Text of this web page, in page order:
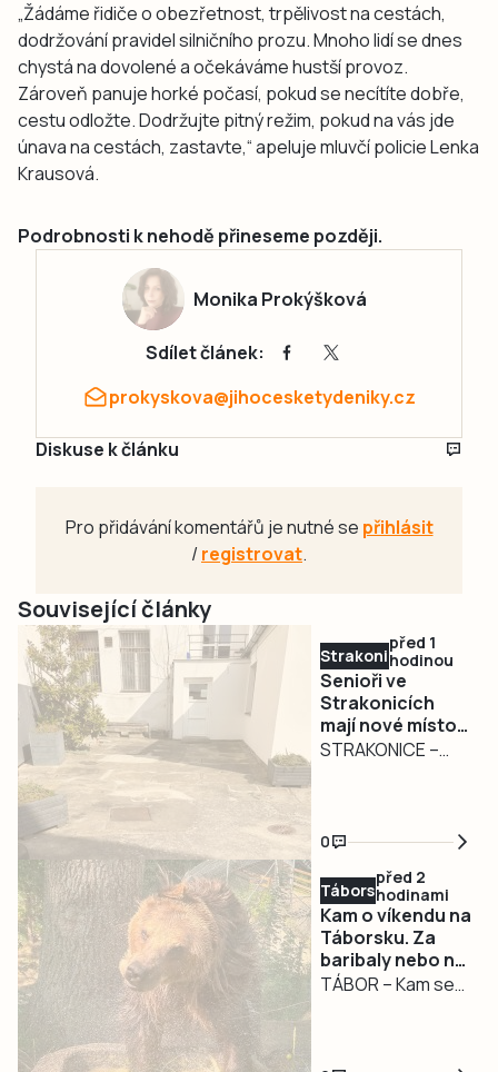
„Žádáme řidiče o obezřetnost, trpělivost na cestách,
dodržování pravidel silničního prozu. Mnoho lidí se dnes
chystá na dovolené a očekáváme hustší provoz.
Zároveň panuje horké počasí, pokud se necítíte dobře,
cestu odložte. Dodržujte pitný režim, pokud na vás jde
únava na cestách, zastavte,“ apeluje mluvčí policie Lenka
Krausová.
Podrobnosti k nehodě přineseme později.
Monika Prokýšková
Sdílet článek:
prokyskova@jihocesketydeniky.cz
Diskuse k článku
Pro přidávání komentářů je nutné se přihlásit
/registrovat.
Související články
Strakonicko
před 1
hodinou
Senioři ve
Strakonicích
mají nové místo
pro setkávání.
STRAKONICE –
Strakonicích se
opět posunulo dál.
U Infocentra pro
seniory prošel
rekonstrukcí
dvorek, který nyní
nabízí
0
Táborsko
před 2
hodinami
Kam o víkendu na
Táborsku. Za
baribaly nebo na
Chotovinské
TÁBOR – Kam se
Táborská zoo zve